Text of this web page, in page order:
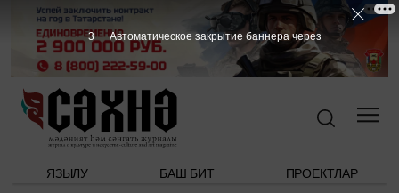
ЯЗЫЛУ БАШ БИТ ПРОЕКТЛАР
2 Автоматическое закрытие баннера через